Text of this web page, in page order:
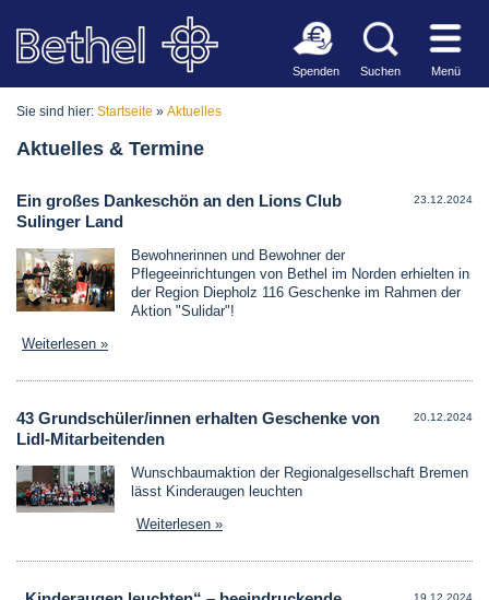
Spenden Suchen Menü
Sie sind hier: Startseite » Aktuelles
Aktuelles & Termine
23.12.2024
Ein großes Dankeschön an den Lions Club
Sulinger Land
Bewohnerinnen und Bewohner der
Pflegeeinrichtungen von Bethel im Norden erhielten in
der Region Diepholz 116 Geschenke im Rahmen der
Aktion "Sulidar"!
Weiterlesen »
20.12.2024
43 Grundschüler/innen erhalten Geschenke von
Lidl-Mitarbeitenden
Wunschbaumaktion der Regionalgesellschaft Bremen
lässt Kinderaugen leuchten
Weiterlesen »
19.12.2024